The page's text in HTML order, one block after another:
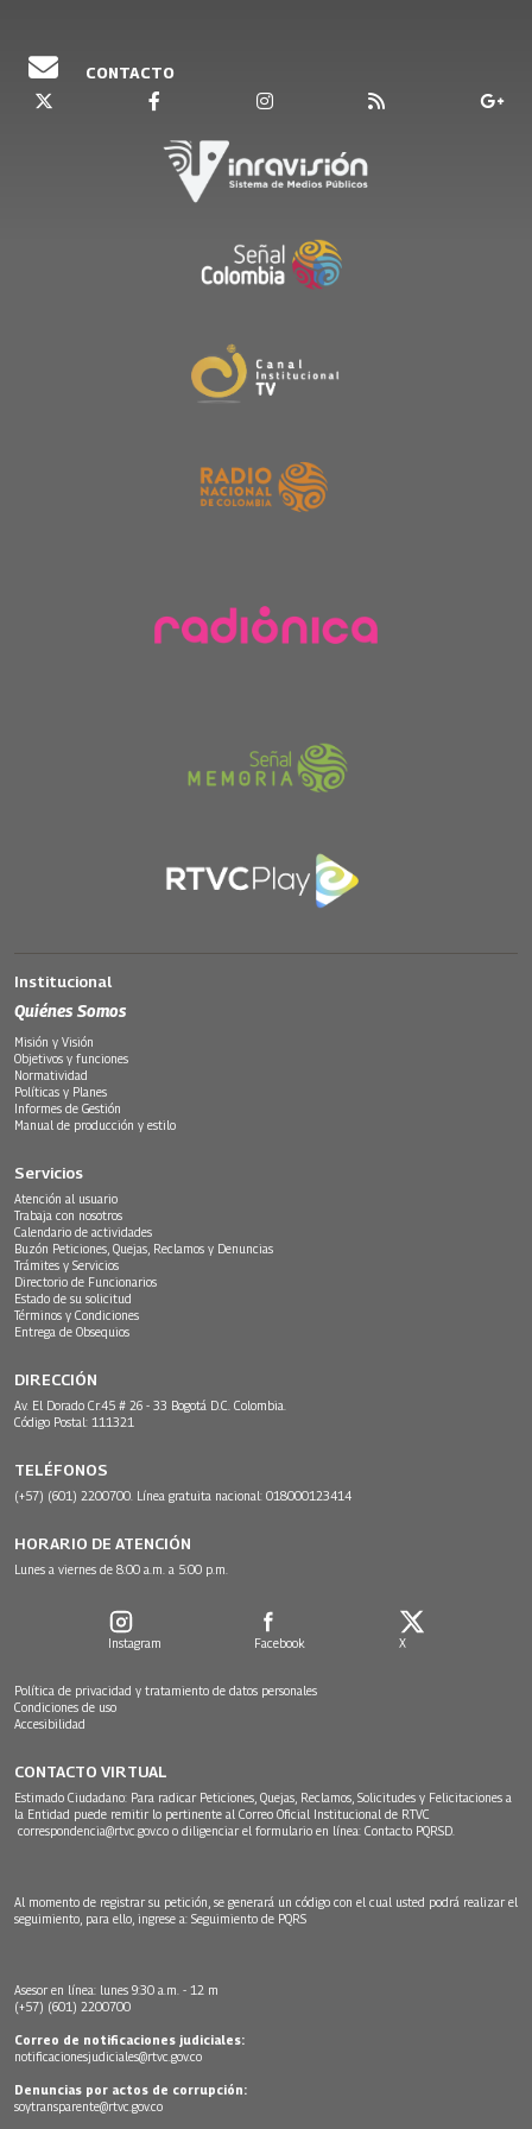
CONTACTO
Institucional
Quiénes Somos
Misión y Visión
Objetivos y funciones
Normatividad
Políticas y Planes
Informes de Gestión
Manual de producción y estilo
Servicios
Atención al usuario
Trabaja con nosotros
Calendario de actividades
Buzón Peticiones, Quejas, Reclamos y Denuncias
Trámites y Servicios
Directorio de Funcionarios
Estado de su solicitud
Términos y Condiciones
Entrega de Obsequios
DIRECCIÓN
Av. El Dorado Cr.45 # 26 - 33 Bogotá D.C. Colombia.
Código Postal: 111321
TELÉFONOS
(+57) (601) 2200700. Línea gratuita nacional: 018000123414
HORARIO DE ATENCIÓN
Lunes a viernes de 8:00 a.m. a 5:00 p.m.
Instagram Facebook X
Política de privacidad y tratamiento de datos personales
Condiciones de uso
Accesibilidad
CONTACTO VIRTUAL
Estimado Ciudadano: Para radicar Peticiones, Quejas, Reclamos, Solicitudes y Felicitaciones a
la Entidad puede remitir lo pertinente al Correo Oficial Institucional de RTVC
correspondencia@rtvc.gov.co o diligenciar el formulario en línea: Contacto PQRSD.
Al momento de registrar su petición, se generará un código con el cual usted podrá realizar el
seguimiento, para ello, ingrese a: Seguimiento de PQRS
Asesor en línea: lunes 9:30 a.m. - 12 m
(+57) (601) 2200700
Correo de notificaciones judiciales:
notificacionesjudiciales@rtvc.gov.co
Denuncias por actos de corrupción:
soytransparente@rtvc.gov.co